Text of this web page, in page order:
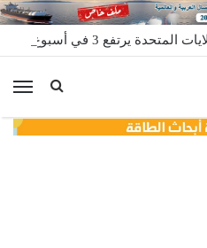
يرتفع 3 في أسبوع